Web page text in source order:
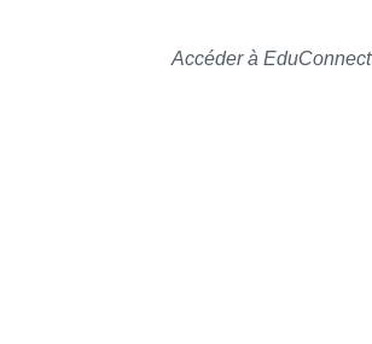
Accéder à EduConnect